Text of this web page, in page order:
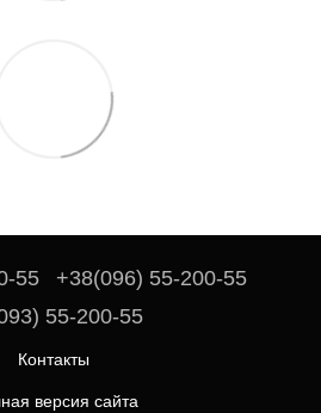
55
+38(096) 55-200-55
55-200-55
Контакты
версия сайта